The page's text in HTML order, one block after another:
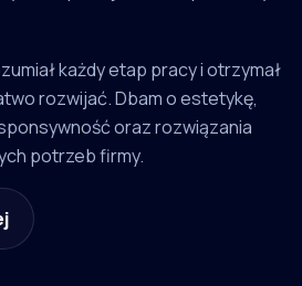
każdy etap pracy i otrzymał
rozwijać. Dbam o estetykę,
oraz rozwiązania
potrzeb firmy.